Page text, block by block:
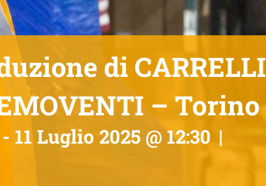
di CARRELLI
– Torino
- 11 Luglio 2025 @ 12:30 |